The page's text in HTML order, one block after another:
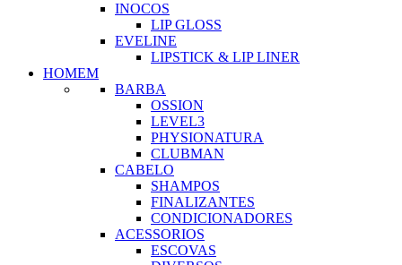
INOCOS
LIP GLOSS
EVELINE
LIPSTICK & LIP LINER
HOMEM
BARBA
OSSION
LEVEL3
PHYSIONATURA
CLUBMAN
CABELO
SHAMPOS
FINALIZANTES
CONDICIONADORES
ACESSORIOS
ESCOVAS